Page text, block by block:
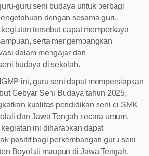
guru seni budaya untuk berbagi
dengan sesama guru.
tersebut dapat memperkaya
serta mengembangkan
dalam mengajar dan
budaya di sekolah.
ini, guru seni dapat mempersiapkan
Gebyar Seni Budaya tahun 2025,
kualitas pendidikan seni di SMK
dan Jawa Tengah secara umum.
ini diharapkan dapat
positif bagi perkembangan guru seni
Boyolali maupun di Jawa Tengah.